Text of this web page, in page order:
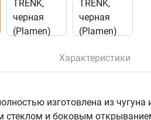
Характеристики
изготовлена из чугуна
стеклом и боковым